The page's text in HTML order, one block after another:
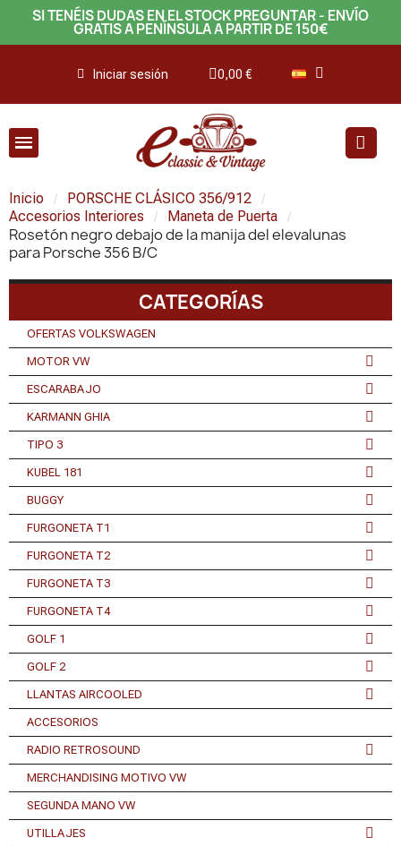
SI TENÉIS DUDAS EN EL STOCK PREGUNTAR - ENVÍO
GRATIS A PENÍNSULA A PARTIR DE 150€
Iniciar sesión 0,00 €
Inicio
PORSCHE CLÁSICO 356/912
Accesorios Interiores
Maneta de Puerta
Rosetón negro debajo de la manija del elevalunas
para Porsche 356 B/C
CATEGORÍAS
OFERTAS VOLKSWAGEN
MOTOR VW
ESCARABAJO
KARMANN GHIA
TIPO 3
KUBEL 181
BUGGY
FURGONETA T1
FURGONETA T2
FURGONETA T3
FURGONETA T4
GOLF 1
GOLF 2
LLANTAS AIRCOOLED
ACCESORIOS
RADIO RETROSOUND
MERCHANDISING MOTIVO VW
SEGUNDA MANO VW
UTILLAJES